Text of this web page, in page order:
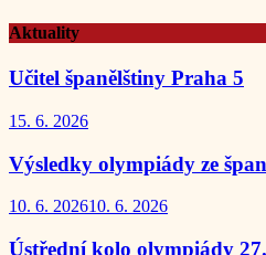
Aktuality
Učitel španělštiny Praha 5
15. 6. 2026
Výsledky olympiády ze
10. 6. 202610. 6. 2026
Ústřední kolo olympiády